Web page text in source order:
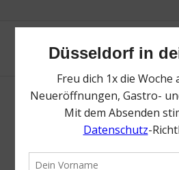
Ansons Düsseldorf |
Düsseldorf |